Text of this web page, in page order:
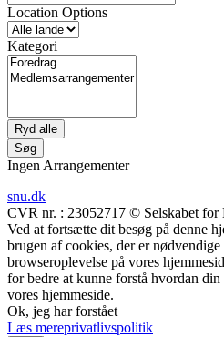
nærheden
af
...
Location Options
Land
Kategori
Kategori
Ryd alle
Søg
Ingen Arrangementer
snu.dk
CVR nr. : 23052717 © Selskabet for
Ved at fortsætte dit besøg på denne
brugen af cookies, der er
browseroplevelse på vores
for bedre at kunne forstå hvordan din
vores hjemmeside.
Ok, jeg har forstået
Læs mereprivatlivspolitik